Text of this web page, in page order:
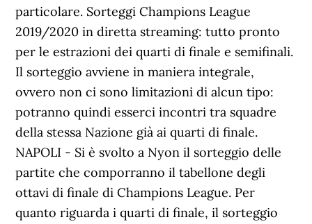
particolare. Sorteggi Champions League
2019/2020 in diretta streaming: tutto pronto
per le estrazioni dei quarti di finale e semifinali.
Il sorteggio avviene in maniera integrale,
ovvero non ci sono limitazioni di alcun tipo:
potranno quindi esserci incontri tra squadre
della stessa Nazione già ai quarti di finale.
NAPOLI - Si è svolto a Nyon il sorteggio delle
partite che comporranno il tabellone degli
ottavi di finale di Champions League. Per
quanto riguarda i quarti di finale, il sorteggio